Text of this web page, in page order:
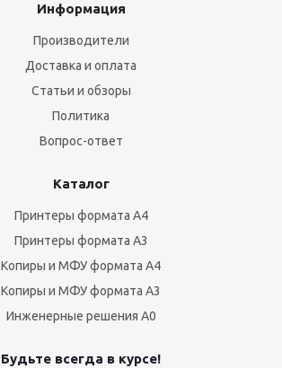
Информация
Производители
Доставка и оплата
Статьи и обзоры
Политика
Вопрос-ответ
Каталог
Принтеры формата А4
Принтеры формата А3
Копиры и МФУ формата А4
Копиры и МФУ формата А3
Инженерные решения А0
Будьте всегда в курсе!